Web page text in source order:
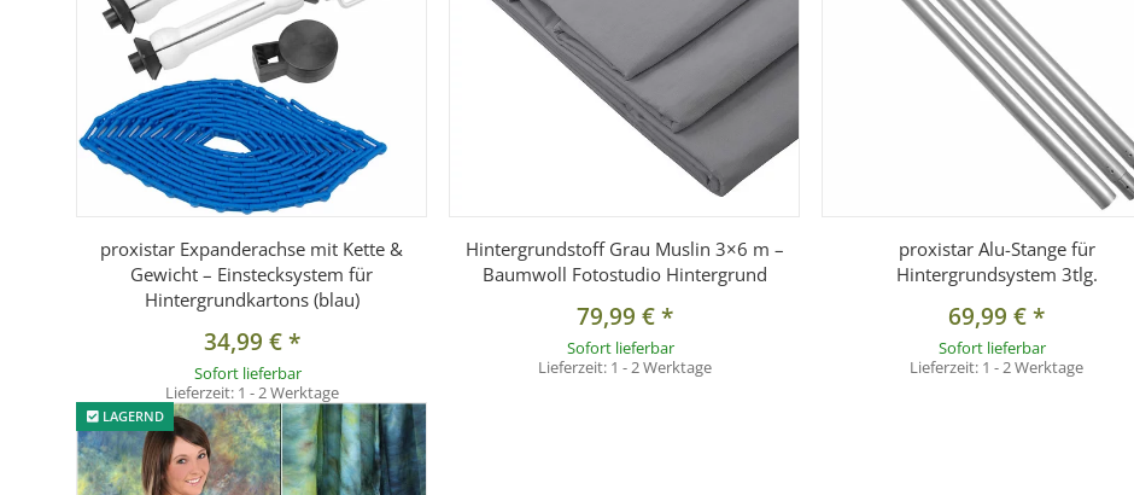
proxistar Expanderachse mit Kette &
Gewicht – Einstecksystem für
Hintergrundkartons (blau)
34,99 €*
Sofort lieferbar
Lieferzeit: 1 - 2 Werktage
Hintergrundstoff Grau Muslin 3×6 m –
Baumwoll Fotostudio Hintergrund
79,99 €*
Sofort lieferbar
Lieferzeit: 1 - 2 Werktage
proxistar Alu-Stange für
Hintergrundsystem 3tlg.
69,99 €*
Sofort lieferbar
Lieferzeit: 1 - 2 Werktage
LAGERND